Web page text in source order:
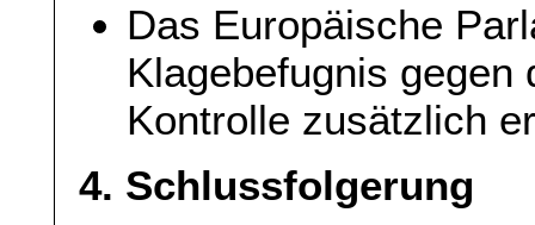
Das Europäische
Klagebefugnis
Kontrolle zusätzlich
4. Schlussfolgerung